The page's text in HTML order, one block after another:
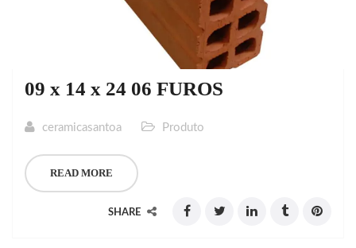
09 x 14 x 24 06 FUROS
ceramicasantoa Produto
READ MORE
SHARE